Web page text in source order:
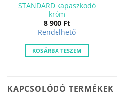
STANDARD kapaszkodó
króm
8 900 Ft
Rendelhető
KOSÁRBA TESZEM
KAPCSOLÓDÓ TERMÉKEK